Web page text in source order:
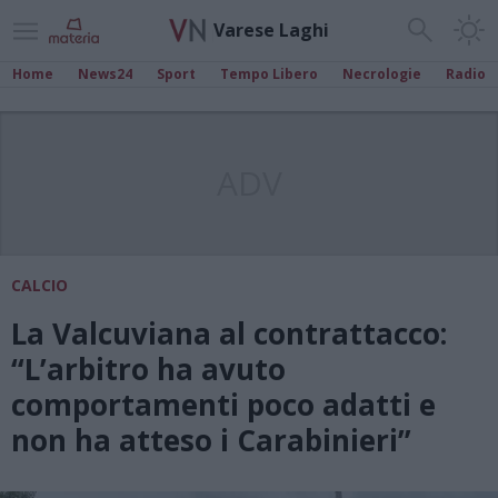
Varese Laghi
Home News24 Sport Tempo Libero Necrologie Radio
CALCIO
La Valcuviana al contrattacco:
“L’arbitro ha avuto
comportamenti poco adatti e
non ha atteso i Carabinieri”